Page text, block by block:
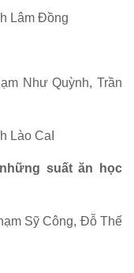
Lâm Đồng
Như Quỳnh, Trần
Lào CaI
suất ăn học
Sỹ Công, Đỗ Thế